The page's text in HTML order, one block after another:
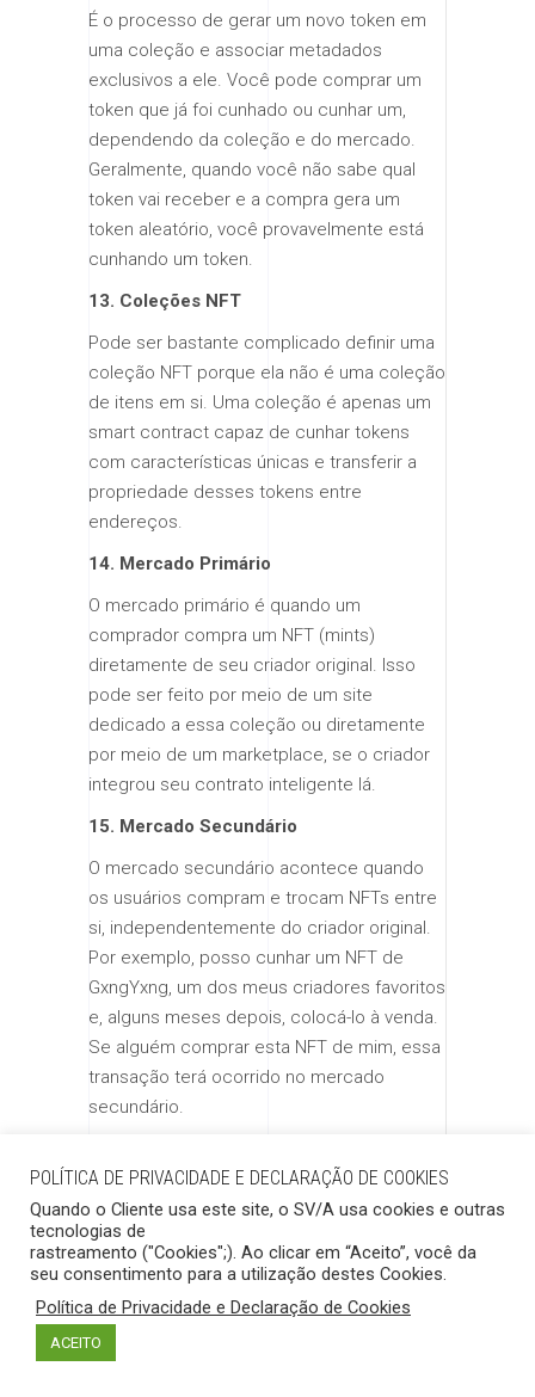
É o processo de gerar um novo token em
uma coleção e associar metadados
exclusivos a ele. Você pode comprar um
token que já foi cunhado ou cunhar um,
dependendo da coleção e do mercado.
Geralmente, quando você não sabe qual
token vai receber e a compra gera um
token aleatório, você provavelmente está
cunhando um token.
13. Coleções NFT
Pode ser bastante complicado definir uma
coleção NFT porque ela não é uma coleção
de itens em si. Uma coleção é apenas um
smart contract capaz de cunhar tokens
com características únicas e transferir a
propriedade desses tokens entre
endereços.
14. Mercado Primário
O mercado primário é quando um
comprador compra um NFT (mints)
diretamente de seu criador original. Isso
pode ser feito por meio de um site
dedicado a essa coleção ou diretamente
por meio de um marketplace, se o criador
integrou seu contrato inteligente lá.
15. Mercado Secundário
O mercado secundário acontece quando
os usuários compram e trocam NFTs entre
si, independentemente do criador original.
Por exemplo, posso cunhar um NFT de
GxngYxng, um dos meus criadores favoritos
e, alguns meses depois, colocá-lo à venda.
Se alguém comprar esta NFT de mim, essa
transação terá ocorrido no mercado
secundário.
Airdrop é uma distribuição de NFTs,
geralmente gratuita, para proprietários
específicos de uma determinada coleção.
Por exemplo, todos os proprietários do
Bored Apes receberam gratuitamente uma
coleção de cães companheiros para seus
POLÍTICA DE PRIVACIDADE E DECLARAÇÃO DE COOKIES
Quando o Cliente usa este site, o SV/A usa cookies e outras
tecnologias de
rastreamento ("Cookies";). Ao clicar em “Aceito”, você da
seu consentimento para a utilização destes Cookies.
Política de Privacidade e Declaração de Cookies
ACEITO